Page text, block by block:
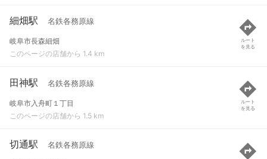
細畑駅 名鉄各務原線
岐阜市長森細畑
このページの店舗から 1.4 km
ルート
を見る
田神駅 名鉄各務原線
岐阜市入舟町１丁目
このページの店舗から 1.5 km
ルート
を見る
切通駅 名鉄各務原線